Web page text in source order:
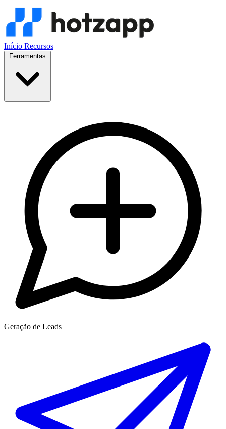
Início Recursos
Geração de Leads